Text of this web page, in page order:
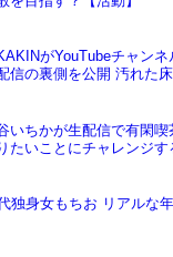
がYouTubeチャン
信の裏側を公開 汚れた
いちかが生配信で有閑
たいことにチャレンジす
独身女もちお リアルな